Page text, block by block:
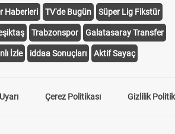
Haberleri TV'de Bugün Süper Lig Fikstür
Trabzonspor Galatasaray Transfer
İzle iddaa Sonuçları Aktif Sayaç
Çerez Politikası Gizlilik